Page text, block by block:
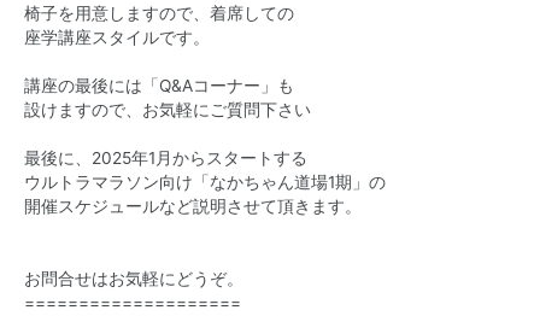
椅子を用意しますので、着席しての
座学講座スタイルです。
講座の最後には「Q&Aコーナー」も
設けますので、お気軽にご質問下さい
最後に、2025年1月からスタートする
ウルトラマラソン向け「なかちゃん道場1期」の
開催スケジュールなど説明させて頂きます。
お問合せはお気軽にどうぞ。
====================